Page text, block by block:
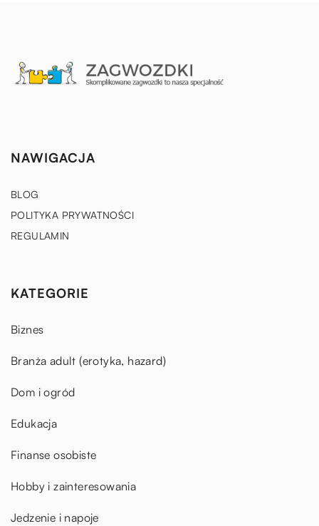
NAWIGACJA
BLOG
POLITYKA PRYWATNOŚCI
REGULAMIN
KATEGORIE
Biznes
Branża adult (erotyka, hazard)
Dom i ogród
Edukacja
Finanse osobiste
Hobby i zainteresowania
Jedzenie i napoje